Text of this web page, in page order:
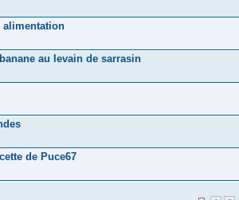
alimentation
au levain de sarrasin
de Puce67